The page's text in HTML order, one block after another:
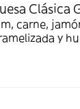
Clásica
carne,
y